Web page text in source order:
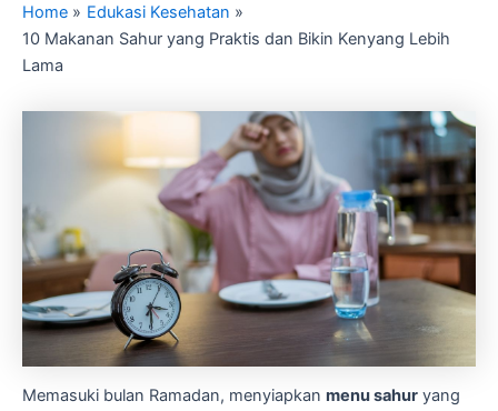
Home
Edukasi Kesehatan
10 Makanan Sahur yang Praktis dan Bikin Kenyang Lebih
Lama
Memasuki bulan Ramadan, menyiapkan menu sahur yang